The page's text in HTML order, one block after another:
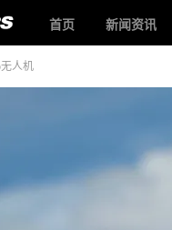
首页 新闻资讯
人机